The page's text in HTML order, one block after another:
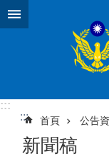
跳到主要內容區塊
:::
:::
首頁 公告
新聞稿